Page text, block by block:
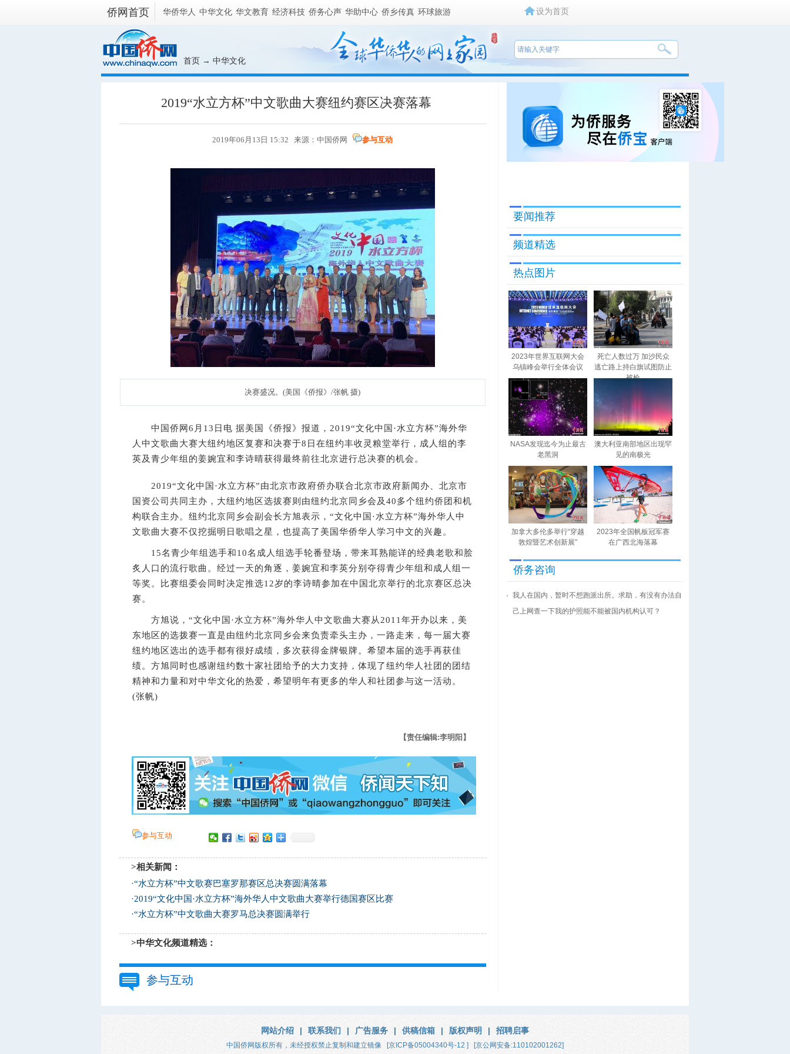
侨网首页 华侨华人 中华文化 华文教育 经济科技 侨务心声 华助中心 侨乡传真 环球旅游 设为首页
首页 → 中华文化
2019“水立方杯”中文歌曲大赛纽约赛区决赛落幕
2019年06月13日 15:32 来源： 中国侨网 参与互动
决赛盛况。(美国《侨报》/张帆 摄)
中国侨网6月13日电 据美国《侨报》报道，2019“文化中国·水立方杯”海外华
人中文歌曲大赛大纽约地区复赛和决赛于8日在纽约丰收灵粮堂举行，成人组的李
英及青少年组的姜婉宜和李诗晴获得最终前往北京进行总决赛的机会。
2019“文化中国·水立方杯”由北京市政府侨办联合北京市政府新闻办、北京市
国资公司共同主办，大纽约地区选拔赛则由纽约北京同乡会及40多个纽约侨团和机
构联合主办。纽约北京同乡会副会长方旭表示，“文化中国·水立方杯”海外华人中
文歌曲大赛不仅挖掘明日歌唱之星，也提高了美国华侨华人学习中文的兴趣。
15名青少年组选手和10名成人组选手轮番登场，带来耳熟能详的经典老歌和脍
炙人口的流行歌曲。经过一天的角逐，姜婉宜和李英分别夺得青少年组和成人组一
等奖。比赛组委会同时决定推选12岁的李诗晴参加在中国北京举行的北京赛区总决
赛。
方旭说，“文化中国·水立方杯”海外华人中文歌曲大赛从2011年开办以来，美
东地区的选拨赛一直是由纽约北京同乡会来负责牵头主办，一路走来，每一届大赛
纽约地区选出的选手都有很好成绩，多次获得金牌银牌。希望本届的选手再获佳
绩。方旭同时也感谢纽约数十家社团给予的大力支持，体现了纽约华人社团的团结
精神和力量和对中华文化的热爱，希望明年有更多的华人和社团参与这一活动。
(张帆)
【责任编辑:李明阳】
参与互动
>相关新闻：
·“水立方杯”中文歌赛巴塞罗那赛区总决赛圆满落幕
·2019“文化中国·水立方杯”海外华人中文歌曲大赛举行德国赛区比赛
·“水立方杯”中文歌曲大赛罗马总决赛圆满举行
>中华文化频道精选：
参与互动
要闻推荐
频道精选
热点图片
2023年世界互联网大会
乌镇峰会举行全体会议
死亡人数过万 加沙民众
逃亡路上持白旗试图防止
被枪
NASA发现迄今为止最古
老黑洞
澳大利亚南部地区出现罕
见的南极光
加拿大多伦多举行“穿越
敦煌暨艺术创新展”
2023年全国帆板冠军赛
在广西北海落幕
侨务咨询
我人在国内，暂时不想跑派出所。求助，有没有办法自
己上网查一下我的护照能不能被国内机构认可？
网站介绍 | 联系我们 | 广告服务 | 供稿信箱 | 版权声明 | 招聘启事
中国侨网版权所有，未经授权禁止复制和建立镜像 [京ICP备05004340号-12 ] [京公网安备:110102001262]